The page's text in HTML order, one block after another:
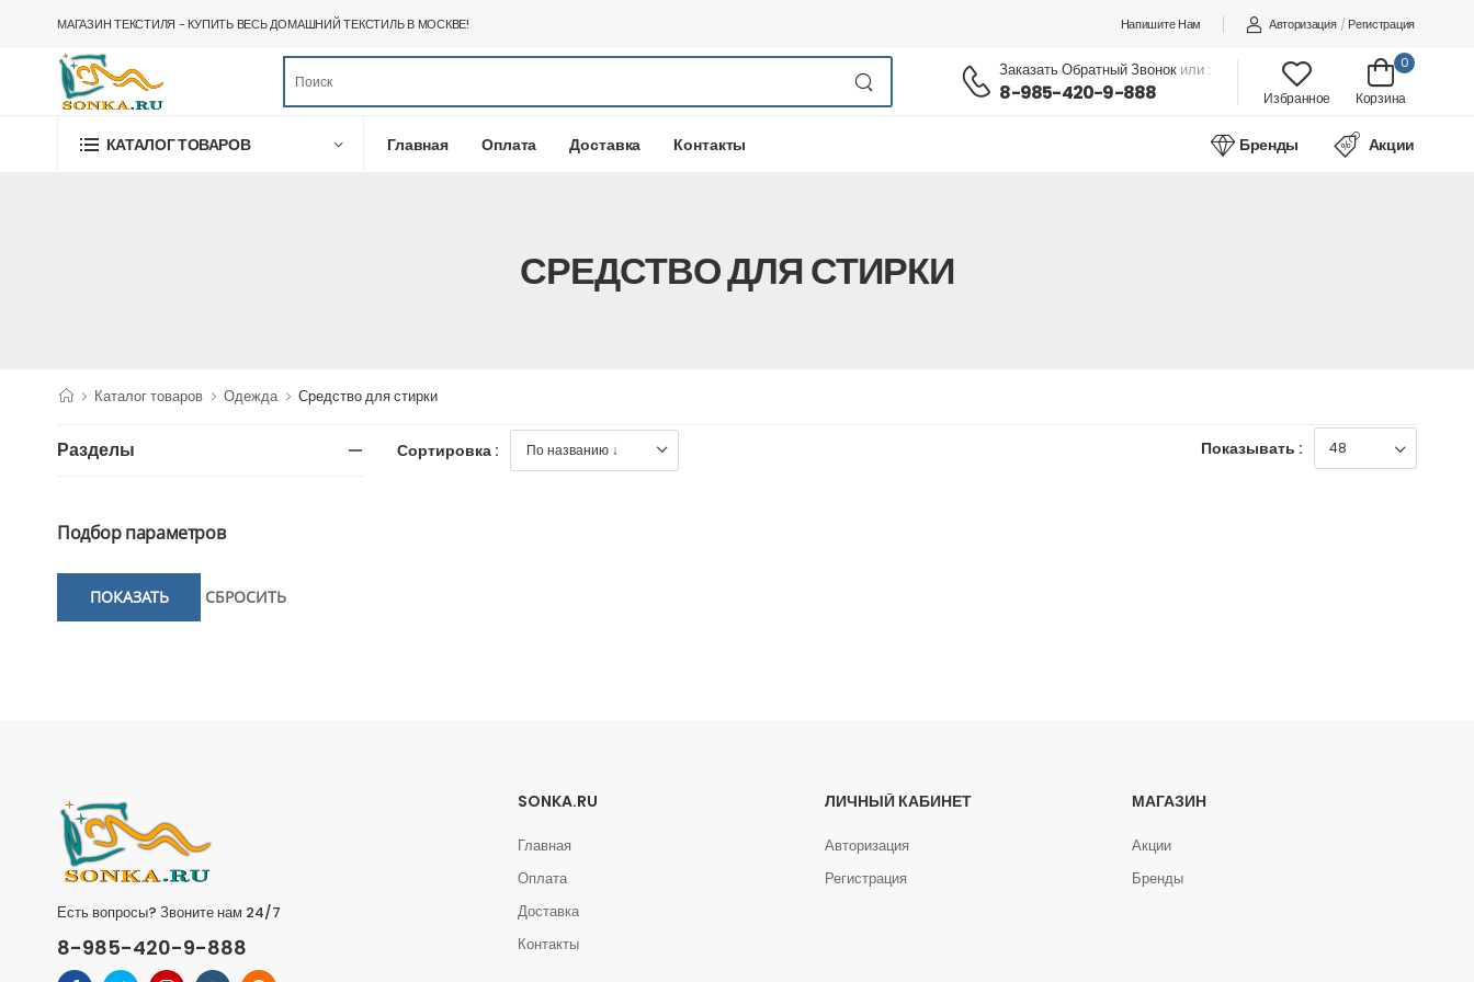
МАГАЗИН ТЕКСТИЛЯ - КУПИТЬ ВЕСЬ ДОМАШНИЙ ТЕКСТИЛЬ В МОСКВЕ! Напишите Нам Авторизация / Регистрация
Заказать Обратный Звонок или :
8-985-420-9-888 Избранное
0
Корзина
КАТАЛОГ ТОВАРОВ Главная Оплата Доставка Контакты Бренды Акции
СРЕДСТВО ДЛЯ СТИРКИ
Каталог товаров Одежда Средство для стирки
Разделы
Подбор параметров
Сортировка : Показывать :
Есть вопросы? Звоните нам 24/7
8-985-420-9-888
SONKA.RU
Главная
Оплата
Доставка
Контакты
ЛИЧНЫЙ КАБИНЕТ
Авторизация
Регистрация
МАГАЗИН
Акции
Бренды